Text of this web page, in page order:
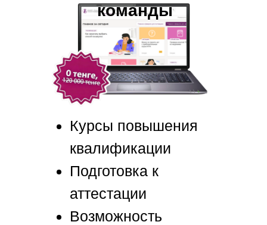
команды
Курсы повышения
квалификации
Подготовка к
аттестации
Возможность